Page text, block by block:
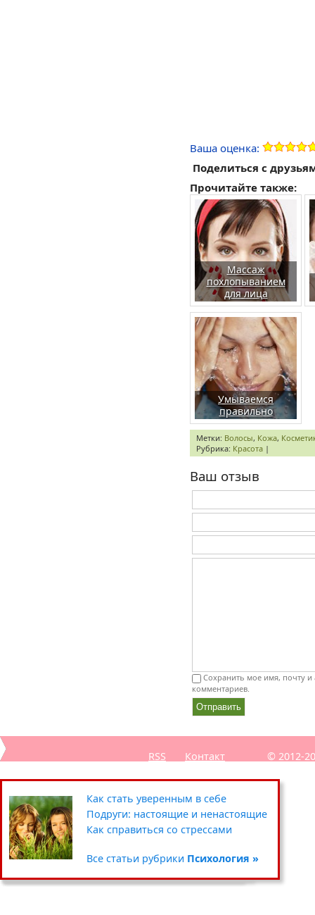
Ваша оценка:
Поделиться с
Прочитайте также:
Массаж
похлопыванием
для лица
Умываемся
правильно
Метки: Волосы, Кожа,
Рубрика: Красота |
Ваш отзыв
Сохранить мое имя, почту и
комментариев.
RSS Контакт © 2012-
Секреты похудения звёзд
Уход за кожей вокруг глаз
Умываемся правильно
Все статьи рубрики Красота »
Полезные советы: кухня
Чистка и хранение одежды
Цветочные горшки и кашпо
Все статьи рубрики Дом »
Путешествия
Сад-огород
Хенд мейд
Все статьи рубрики Хобби »
Как стать уверенным в себе
Подруги: настоящие и ненастоящие
Как справиться со стрессами
Все статьи рубрики Психология »